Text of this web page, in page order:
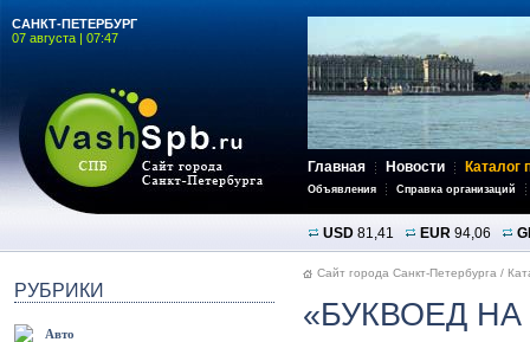
САНКТ-ПЕТЕРБУРГ
07 августа | 07:47
Главная Новости Каталог
Объявления Справка организаций
USD 81,41 EUR 94,06
РУБРИКИ
Авто
Сайт города Санкт-Петербурга /
«БУКВОЕД